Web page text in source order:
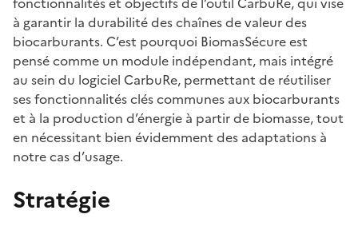
à garantir la durabilité des chaînes de valeur des
biocarburants. C’est pourquoi BiomasSécure est
pensé comme un module indépendant, mais intégré
au sein du logiciel CarbuRe, permettant de réutiliser
ses fonctionnalités clés communes aux biocarburants
et à la production d’énergie à partir de biomasse, tout
en nécessitant bien évidemment des adaptations à
notre cas d’usage.
Stratégie